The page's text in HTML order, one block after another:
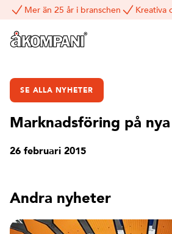
Mer än 25 år i branschen Kreativa
SE ALLA NYHETER
Marknadsföring på
26 februari 2015
Andra nyheter